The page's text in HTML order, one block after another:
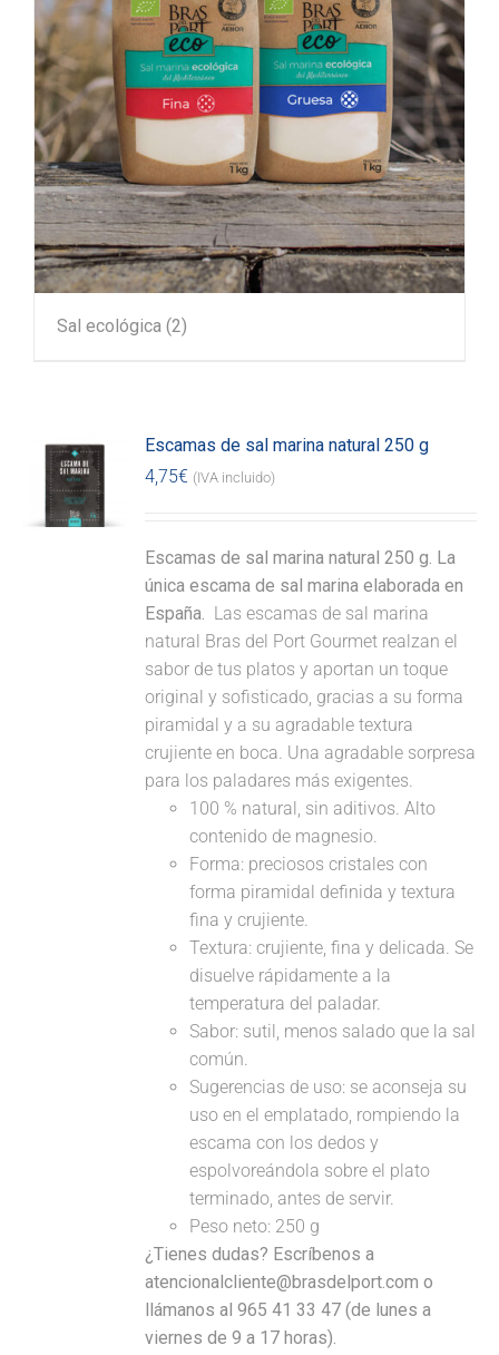
Sal ecológica (2)
Escamas de sal marina natural 250 g
4,75€ (IVA incluido)
Escamas de sal marina natural 250 g. La
única escama de sal marina elaborada en
España. Las escamas de sal marina
natural Bras del Port Gourmet realzan el
sabor de tus platos y aportan un toque
original y sofisticado, gracias a su forma
piramidal y a su agradable textura
crujiente en boca. Una agradable sorpresa
para los paladares más exigentes.
100 % natural, sin aditivos. Alto
contenido de magnesio.
Forma: preciosos cristales con
forma piramidal definida y textura
fina y crujiente.
Textura: crujiente, fina y delicada. Se
disuelve rápidamente a la
temperatura del paladar.
Sabor: sutil, menos salado que la sal
común.
Sugerencias de uso: se aconseja su
uso en el emplatado, rompiendo la
escama con los dedos y
espolvoreándola sobre el plato
terminado, antes de servir.
Peso neto: 250 g
¿Tienes dudas? Escríbenos a
atencionalcliente@brasdelport.com o
llámanos al 965 41 33 47 (de lunes a
viernes de 9 a 17 horas).